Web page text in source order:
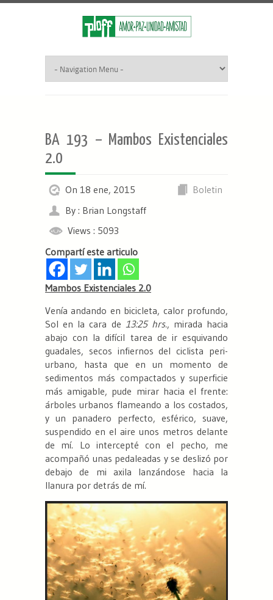
BA 193 – Mambos Existenciales
2.0
On 18 ene, 2015
Boletin
By : Brian Longstaff
Views : 5093
Compartí este articulo
Mambos Existenciales 2.0
Venía andando en bicicleta, calor profundo,
Sol en la cara de 13:25 hrs., mirada hacia
abajo con la difícil tarea de ir esquivando
guadales, secos infiernos del ciclista peri-
urbano, hasta que en un momento de
sedimentos más compactados y superficie
más amigable, pude mirar hacia el frente:
árboles urbanos flameando a los costados,
y un panadero perfecto, esférico, suave,
suspendido en el aire unos metros delante
de mí. Lo intercepté con el pecho, me
acompañó unas pedaleadas y se deslizó por
debajo de mi axila lanzándose hacia la
llanura por detrás de mí.